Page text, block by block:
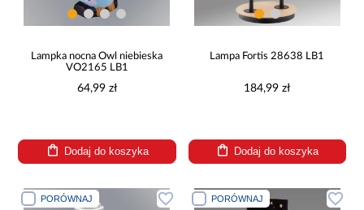
Lampka nocna Owl niebieska
VO2165 LB1
64,99 zł
Dodaj do koszyka
Lampa Fortis 28638 LB1
184,99 zł
Dodaj do koszyka
PORÓWNAJ PORÓWNAJ